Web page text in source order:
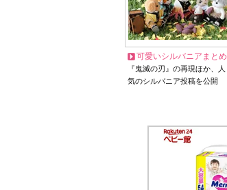
可愛いシルバニアまとめ
『鬼滅の刃』の再現ほか、人
気のシルバニア投稿を公開